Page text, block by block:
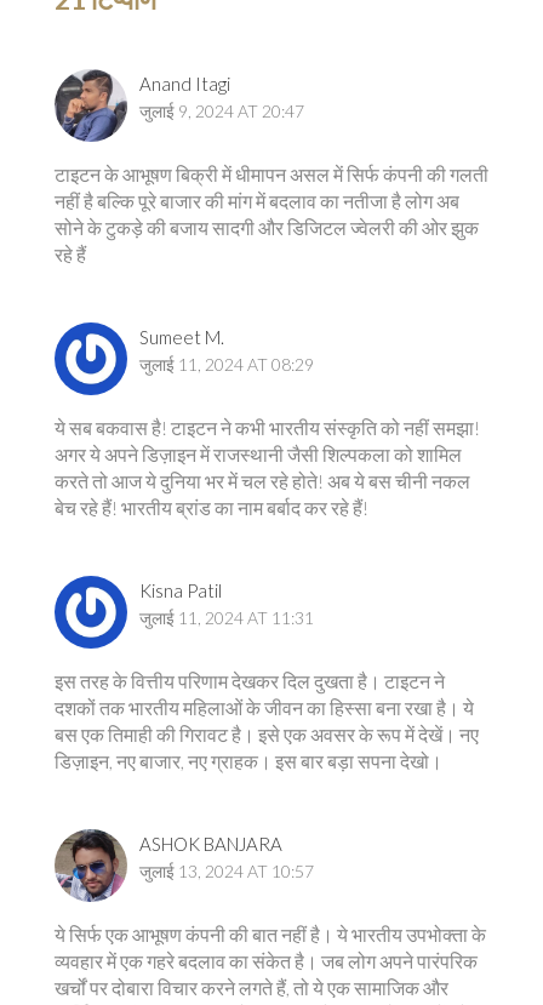
Anand Itagi
जुलाई 9, 2024 AT 20:47
टाइटन के आभूषण बिक्री में धीमापन असल में सिर्फ कंपनी की गलती
नहीं है बल्कि पूरे बाजार की मांग में बदलाव का नतीजा है लोग अब
सोने के टुकड़े की बजाय सादगी और डिजिटल ज्वेलरी की ओर झुक
रहे हैं
Sumeet M.
जुलाई 11, 2024 AT 08:29
ये सब बकवास है! टाइटन ने कभी भारतीय संस्कृति को नहीं समझा!
अगर ये अपने डिज़ाइन में राजस्थानी जैसी शिल्पकला को शामिल
करते तो आज ये दुनिया भर में चल रहे होते! अब ये बस चीनी नकल
बेच रहे हैं! भारतीय ब्रांड का नाम बर्बाद कर रहे हैं!
Kisna Patil
जुलाई 11, 2024 AT 11:31
इस तरह के वित्तीय परिणाम देखकर दिल दुखता है। टाइटन ने
दशकों तक भारतीय महिलाओं के जीवन का हिस्सा बना रखा है। ये
बस एक तिमाही की गिरावट है। इसे एक अवसर के रूप में देखें। नए
डिज़ाइन, नए बाजार, नए ग्राहक। इस बार बड़ा सपना देखो।
ASHOK BANJARA
जुलाई 13, 2024 AT 10:57
ये सिर्फ एक आभूषण कंपनी की बात नहीं है। ये भारतीय उपभोक्ता के
व्यवहार में एक गहरे बदलाव का संकेत है। जब लोग अपने पारंपरिक
खर्चों पर दोबारा विचार करने लगते हैं, तो ये एक सामाजिक और